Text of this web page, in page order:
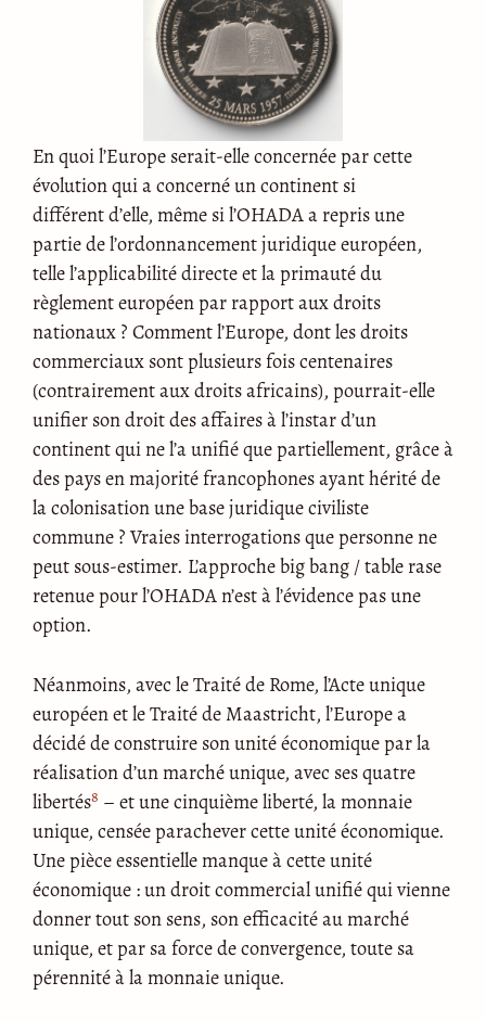
En quoi l’Europe serait-elle concernée par cette
évolution qui a concerné un continent si
différent d’elle, même si l’OHADA a repris une
partie de l’ordonnancement juridique européen,
telle l’applicabilité directe et la primauté du
règlement européen par rapport aux droits
nationaux ? Comment l’Europe, dont les droits
commerciaux sont plusieurs fois centenaires
(contrairement aux droits africains), pourrait-elle
unifier son droit des affaires à l’instar d’un
continent qui ne l’a unifié que partiellement, grâce à
des pays en majorité francophones ayant hérité de
la colonisation une base juridique civiliste
commune ? Vraies interrogations que personne ne
peut sous-estimer. L’approche big bang / table rase
retenue pour l’OHADA n’est à l’évidence pas une
option.
Néanmoins, avec le Traité de Rome, l’Acte unique
européen et le Traité de Maastricht, l’Europe a
décidé de construire son unité économique par la
réalisation d’un marché unique, avec ses quatre
libertés8 – et une cinquième liberté, la monnaie
unique, censée parachever cette unité économique.
Une pièce essentielle manque à cette unité
économique : un droit commercial unifié qui vienne
donner tout son sens, son efficacité au marché
unique, et par sa force de convergence, toute sa
pérennité à la monnaie unique.